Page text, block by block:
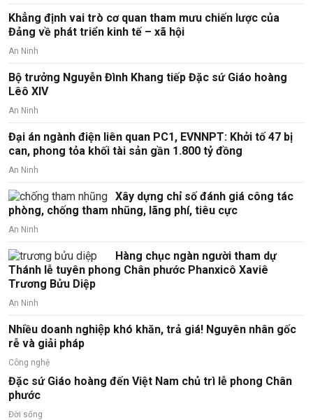
Khẳng định vai trò cơ quan tham mưu chiến lược của
Đảng về phát triển kinh tế – xã hội
An Ninh
Bộ trưởng Nguyễn Đình Khang tiếp Đặc sứ Giáo hoàng
Lêô XIV
An Ninh
Đại án ngành điện liên quan PC1, EVNNPT: Khởi tố 47 bị
can, phong tỏa khối tài sản gần 1.800 tỷ đồng
An Ninh
Xây dựng chỉ số đánh giá công tác
phòng, chống tham nhũng, lãng phí, tiêu cực
An Ninh
Hàng chục ngàn người tham dự
Thánh lễ tuyên phong Chân phước Phanxicô Xaviê
Trương Bửu Diệp
An Ninh
Nhiều doanh nghiệp khó khăn, trả giá! Nguyên nhân gốc
rễ và giải pháp
Công nghệ
Đặc sứ Giáo hoàng đến Việt Nam chủ trì lễ phong Chân
phước
Đời sống